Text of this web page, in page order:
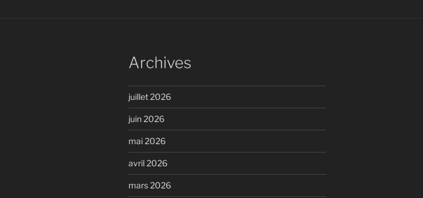
Archives
juillet 2026
juin 2026
mai 2026
avril 2026
mars 2026